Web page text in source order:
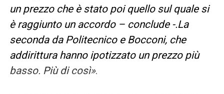
un prezzo che è stato poi quello sul quale si
è raggiunto un accordo – conclude -.La
seconda da Politecnico e Bocconi, che
addirittura hanno ipotizzato un prezzo più
basso. Più di così».